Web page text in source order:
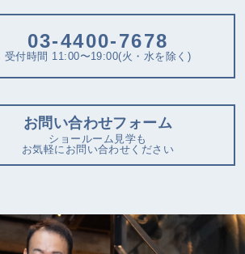
03-4400-7678
受付時間 11:00〜19:00(火・水を除く)
お問い合わせフォーム
ショールーム見学も
お気軽にお問い合わせください